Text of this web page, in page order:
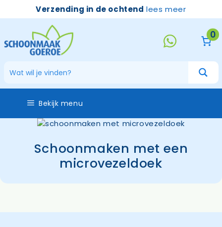
Verzending in de ochtend lees meer
0
Bekijk menu
Schoonmaken met een
microvezeldoek